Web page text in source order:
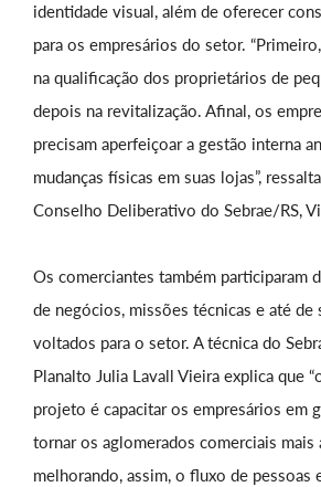
identidade visual, além de oferecer
para os empresários do setor.
na qualificação dos proprietários de
depois na revitalização. Afinal, os
precisam aperfeiçoar a gestão interna
mudanças físicas em suas lojas”,
Conselho Deliberativo do Sebrae/RS,
Os comerciantes também participaram
de negócios, missões técnicas e até de
voltados para o setor. A técnica do
Planalto Julia Lavall Vieira explica que
projeto é capacitar os empresários em
tornar os aglomerados comerciais mais
melhorando, assim, o fluxo de pessoas